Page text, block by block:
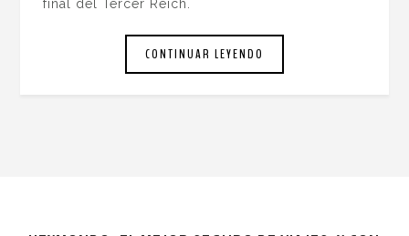
final del Tercer Reich.
CONTINUAR LEYENDO